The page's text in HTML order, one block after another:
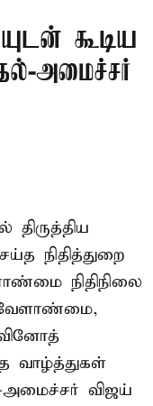
கூடிய
அமைச்சர்
நிதித்துறை
நிதிநிலை
வாழ்த்துகள்
அமைச்சர் விஜய்